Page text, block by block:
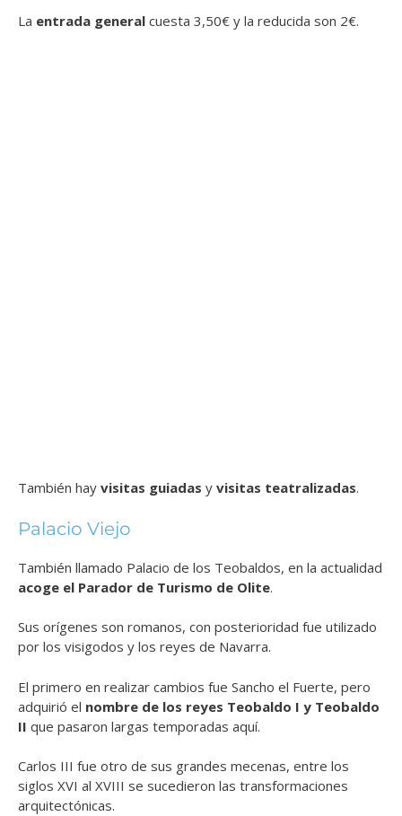
La entrada general cuesta 3,50€ y la reducida son 2€.
También hay visitas guiadas y visitas teatralizadas.
Palacio Viejo
También llamado Palacio de los Teobaldos, en la actualidad
acoge el Parador de Turismo de Olite.
Sus orígenes son romanos, con posterioridad fue utilizado
por los visigodos y los reyes de Navarra.
El primero en realizar cambios fue Sancho el Fuerte, pero
adquirió el nombre de los reyes Teobaldo I y Teobaldo
II que pasaron largas temporadas aquí.
Carlos III fue otro de sus grandes mecenas, entre los
siglos XVI al XVIII se sucedieron las transformaciones
arquitectónicas.